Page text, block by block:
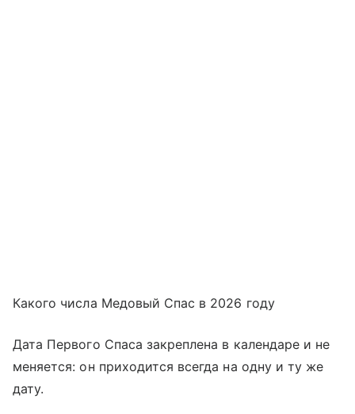
Какого числа Медовый Спас в 2026 году
Дата Первого Спаса закреплена в календаре и не
меняется: он приходится всегда на одну и ту же
дату.